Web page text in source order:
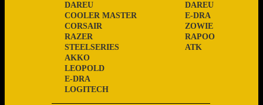
LOGITECH
E-DRA
LEOPOLD
AKKO
STEELSERIES
RAZER
CORSAIR
COOLER MASTER
DAREU
ATK
RAPOO
ZOWIE
E-DRA
DAREU